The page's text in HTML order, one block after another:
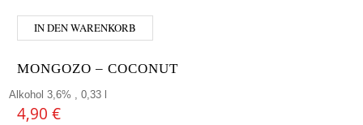
IN DEN WARENKORB
MONGOZO – COCONUT
Alkohol 3,6% , 0,33 l
4,90 €